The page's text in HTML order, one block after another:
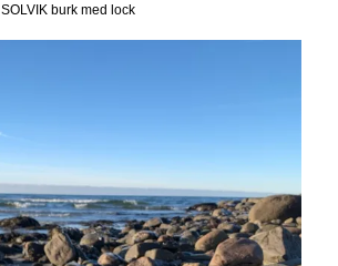
SOLVIK burk med lock